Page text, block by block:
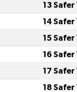
13 Safer
14 Safer
15 Safer
16 Safer
17 Safer
18 Safer